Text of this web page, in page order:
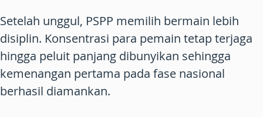
Setelah unggul, PSPP memilih bermain lebih
disiplin. Konsentrasi para pemain tetap terjaga
hingga peluit panjang dibunyikan sehingga
kemenangan pertama pada fase nasional
berhasil diamankan.